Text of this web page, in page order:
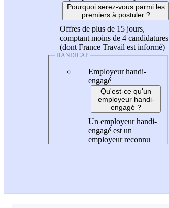
Pourquoi serez-vous parmi les
premiers à postuler ?
Offres de plus de 15 jours,
comptant moins de 4 candidatures
(dont France Travail est informé)
HANDICAP
Employeur handi-
engagé
Qu'est-ce qu'un
employeur handi-
engagé ?
Un employeur handi-
engagé est un
employeur reconnu